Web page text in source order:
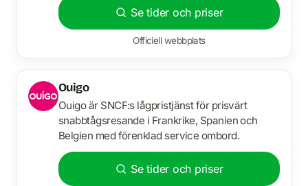
Se tider och priser
Officiell webbplats
Ouigo
Ouigo är SNCF:s lågpristjänst för prisvärt
snabbtågsresande i Frankrike, Spanien och
Belgien med förenklad service ombord.
Se tider och priser